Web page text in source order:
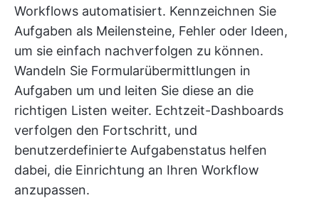
Workflows automatisiert. Kennzeichnen Sie
Aufgaben als Meilensteine, Fehler oder Ideen,
um sie einfach nachverfolgen zu können.
Wandeln Sie Formularübermittlungen in
Aufgaben um und leiten Sie diese an die
richtigen Listen weiter. Echtzeit-Dashboards
verfolgen den Fortschritt, und
benutzerdefinierte Aufgabenstatus helfen
dabei, die Einrichtung an Ihren Workflow
anzupassen.